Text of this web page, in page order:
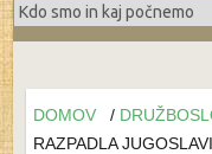
DOMOV /
RAZPADLA